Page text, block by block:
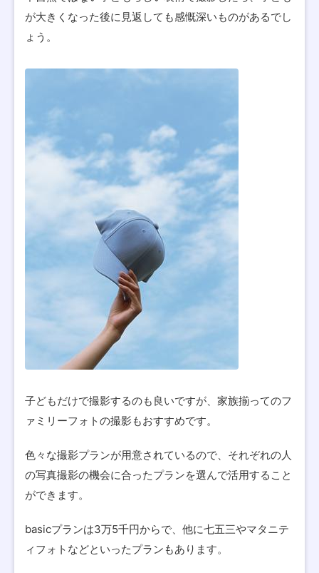
が大きくなった後に見返しても感慨深いものがあるでし
ょう。
子どもだけで撮影するのも良いですが、家族揃ってのフ
ァミリーフォトの撮影もおすすめです。
色々な撮影プランが用意されているので、それぞれの人
の写真撮影の機会に合ったプランを選んで活用すること
ができます。
basicプランは3万5千円からで、他に七五三やマタニテ
ィフォトなどといったプランもあります。